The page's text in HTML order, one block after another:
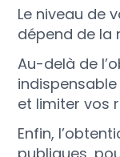
Le niveau de
dépend de la
Au-delà de
et limiter vos
Enfin,